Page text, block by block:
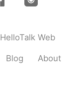
HelloTalk Web
Blog About